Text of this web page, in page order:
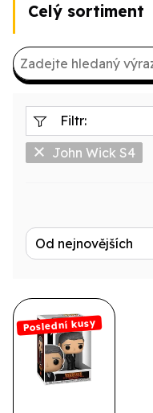
Celý sortiment
Filtr:
Produktová řada
Licence
Druh
John Wick S4
Poslední kusy